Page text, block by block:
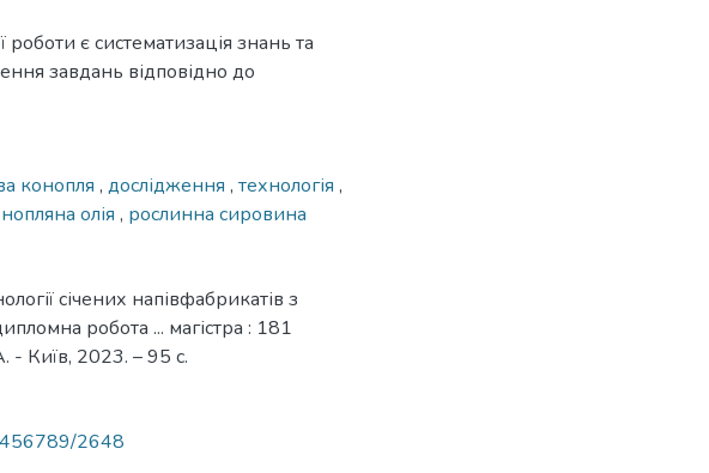
є систематизація знань та
завдань відповідно до
конопля , дослідження , технологія ,
олія , рослинна сировина
січених напівфабрикатів з
робота ... магістра : 181
- Київ, 2023. – 95 с.
2648